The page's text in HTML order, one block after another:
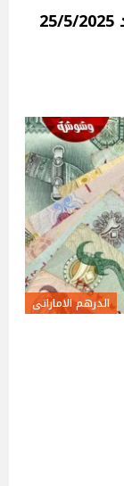
سعر الدرهم الإماراتي اليوم الأحد 25/5/2025
الدرهم الاماراتى